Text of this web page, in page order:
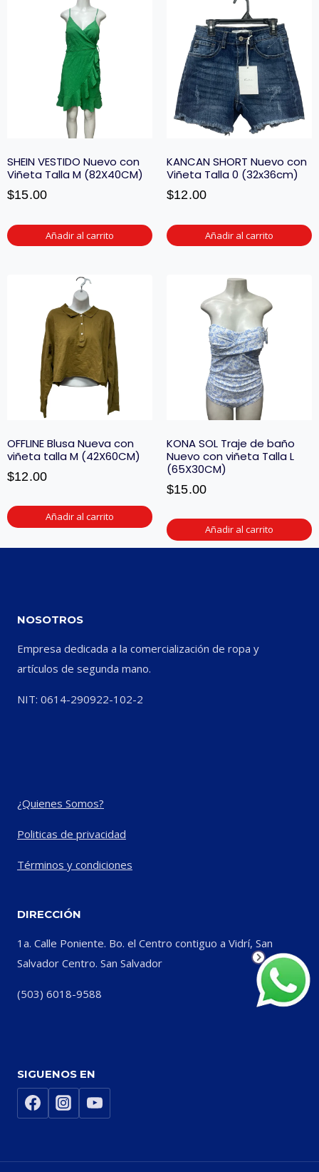
SHEIN VESTIDO Nuevo con
Viñeta Talla M (82X40CM)
$15.00
Añadir al carrito
KANCAN SHORT Nuevo con
Viñeta Talla 0 (32x36cm)
$12.00
Añadir al carrito
OFFLINE Blusa Nueva con
viñeta talla M (42X60CM)
$12.00
Añadir al carrito
KONA SOL Traje de baño
Nuevo con viñeta Talla L
(65X30CM)
$15.00
Añadir al carrito
NOSOTROS
Empresa dedicada a la comercialización de ropa y
artículos de segunda mano.
NIT: 0614-290922-102-2
¿Quienes Somos?
Politicas de privacidad
Términos y condiciones
DIRECCIÓN
1a. Calle Poniente. Bo. el Centro contiguo a Vidrí, San
Salvador Centro. San Salvador
(503) 6018-9588
SIGUENOS EN